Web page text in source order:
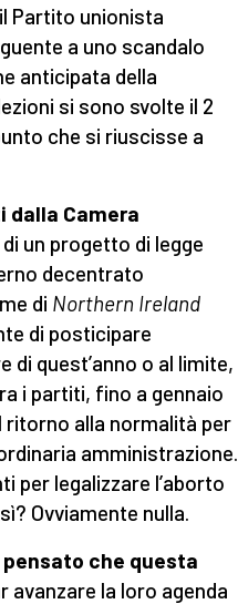
Partito unionista
a uno scandalo
anticipata della
si sono svolte il 2
che si riuscisse a
dalla Camera
un progetto di legge
decentrato
di Northern Ireland
di posticipare
di quest’anno o al limite,
i partiti, fino a gennaio
ritorno alla normalità per
amministrazione.
per legalizzare l’aborto
Ovviamente nulla.
che questa
avanzare la loro agenda